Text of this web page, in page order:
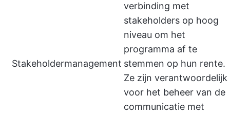
Stakeholdermanagement
verbinding met
stakeholders op hoog
niveau om het
programma af te
stemmen op hun rente.
Ze zijn verantwoordelijk
voor het beheer van de
communicatie met